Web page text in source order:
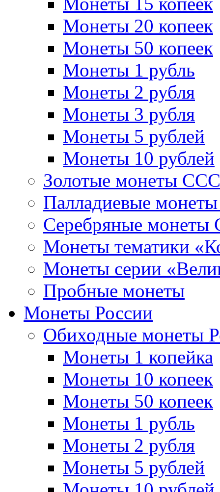
Монеты 20 копеек
Монеты 50 копеек
Монеты 1 рубль
Монеты 2 рубля
Монеты 3 рубля
Монеты 5 рублей
Монеты 10 рублей
Золотые монеты
Палладиевые
Серебряные монеты
Монеты тематики
Монеты серии
Пробные монеты
Монеты России
Обиходные монеты
Монеты 1 копейка
Монеты 10 копеек
Монеты 50 копеек
Монеты 1 рубль
Монеты 2 рубля
Монеты 5 рублей